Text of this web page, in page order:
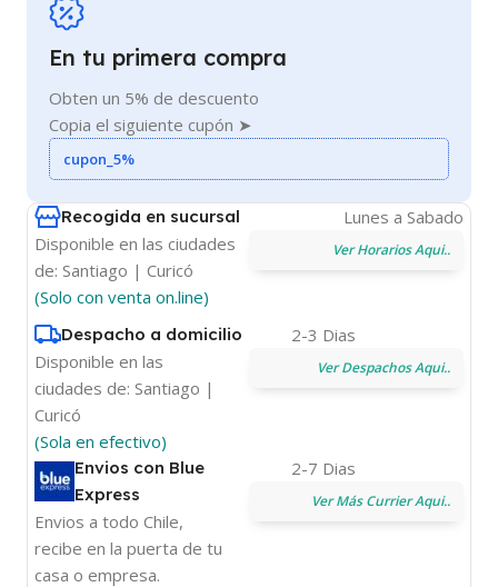
En tu primera compra
Obten un 5% de descuento
Copia el siguiente cupón ➤
cupon_5%
Recogida en sucursal
Disponible en las ciudades
de: Santiago | Curicó
(Solo con venta on.line)
Ver Horarios Aqui..
Lunes a Sabado
Despacho a domicilio
Disponible en las
ciudades de: Santiago |
Curicó
(Sola en efectivo)
2-3 Dias
Ver Despachos Aqui..
Envios con Blue
Express
Envios a todo Chile,
recibe en la puerta de tu
casa o empresa.
2-7 Dias
Ver Más Currier Aqui..